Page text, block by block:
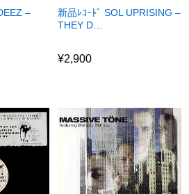
–
新品ﾚｺｰﾄﾞ SOL UPRISING –
THEY D…
¥2,900